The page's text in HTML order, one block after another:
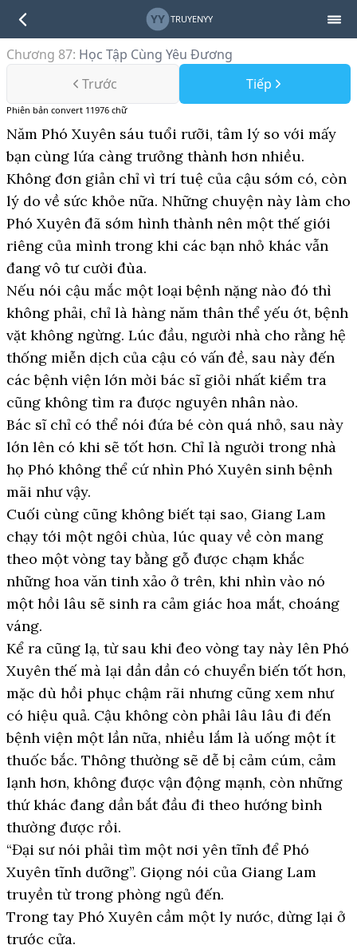
YY TRUYENYY
Chương 87: Học Tập Cùng Yêu Đương
Trước
Tiếp
Phiên bản convert 11976 chữ
Năm Phó Xuyên sáu tuổi rưỡi, tâm lý so với mấy
bạn cùng lứa càng trưởng thành hơn nhiều.
Không đơn giản chỉ vì trí tuệ của cậu sớm có, còn
lý do về sức khỏe nữa. Những chuyện này làm cho
Phó Xuyên đã sớm hình thành nên một thế giới
riêng của mình trong khi các bạn nhỏ khác vẫn
đang vô tư cười đùa.
Nếu nói cậu mắc một loại bệnh nặng nào đó thì
không phải, chỉ là hàng năm thân thể yếu ớt, bệnh
vặt không ngừng. Lúc đầu, người nhà cho rằng hệ
thống miễn dịch của cậu có vấn đề, sau này đến
các bệnh viện lớn mời bác sĩ giỏi nhất kiểm tra
cũng không tìm ra được nguyên nhân nào.
Bác sĩ chỉ có thể nói đứa bé còn quá nhỏ, sau này
lớn lên có khi sẽ tốt hơn. Chỉ là người trong nhà
họ Phó không thể cứ nhìn Phó Xuyên sinh bệnh
mãi như vậy.
Cuối cùng cũng không biết tại sao, Giang Lam
chạy tới một ngôi chùa, lúc quay về còn mang
theo một vòng tay bằng gỗ được chạm khắc
những hoa văn tinh xảo ở trên, khi nhìn vào nó
một hồi lâu sẽ sinh ra cảm giác hoa mắt, choáng
váng.
Kể ra cũng lạ, từ sau khi đeo vòng tay này lên Phó
Xuyên thế mà lại dần dần có chuyển biến tốt hơn,
mặc dù hồi phục chậm rãi nhưng cũng xem như
có hiệu quả. Cậu không còn phải lâu lâu đi đến
bệnh viện một lần nữa, nhiều lắm là uống một ít
thuốc bắc. Thông thường sẽ dễ bị cảm cúm, cảm
lạnh hơn, không được vận động mạnh, còn những
thứ khác đang dần bắt đầu đi theo hướng bình
thường được rồi.
“Đại sư nói phải tìm một nơi yên tĩnh để Phó
Xuyên tĩnh dưỡng”. Giọng nói của Giang Lam
truyền từ trong phòng ngủ đến.
Trong tay Phó Xuyên cầm một ly nước, dừng lại ở
trước cửa.